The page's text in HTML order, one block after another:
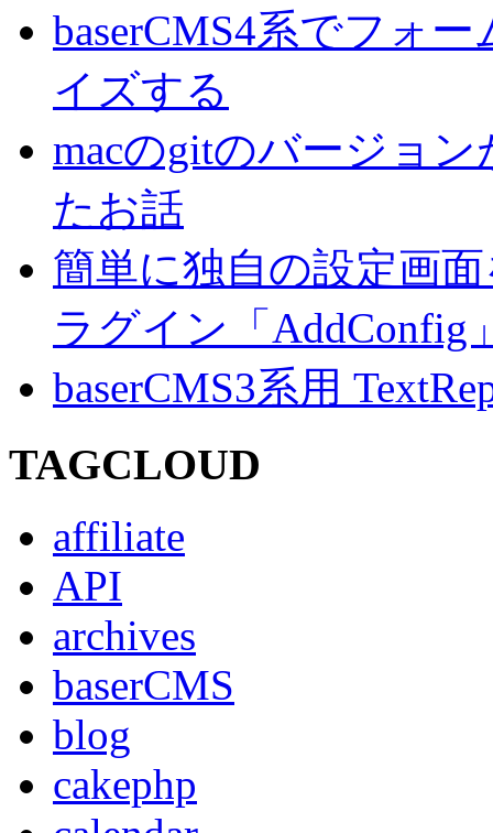
baserCMS4系でフォ
イズする
macのgitのバージョ
たお話
簡単に独自の設定画
ラグイン「AddConfig
baserCMS3系用
TAGCLOUD
affiliate
API
archives
baserCMS
blog
cakephp